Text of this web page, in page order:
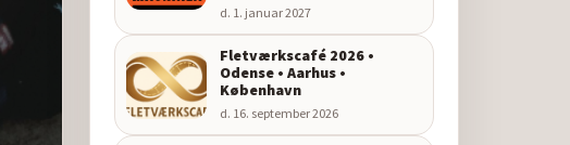
d. 1. januar 2027
Fletværkscafé 2026 •
Odense • Aarhus •
København
d. 16. september 2026